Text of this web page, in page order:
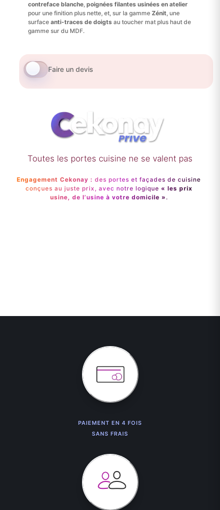
contreface blanche, poignées filantes usinées en atelier
pour une finition plus nette, et, sur la gamme Zénit, une
surface anti-traces de doigtsau toucher mat plus haut de
gamme sur du MDF.
Faire un devis
Toutes les portes cuisine ne se valent pas
Engagement Cekonay : des portes et façades de cuisine
conçues au juste prix, avec notre logique « les prix
usine, de l’usine à votre domicile » .
PAIEMENT EN 4 FOIS
SANS FRAIS